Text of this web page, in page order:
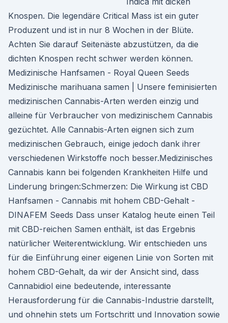
Knospen. Die legendäre Critical Mass ist ein guter
Produzent und ist in nur 8 Wochen in der Blüte.
Achten Sie darauf Seitenäste abzustützen, da die
dichten Knospen recht schwer werden können.
Medizinische Hanfsamen - Royal Queen Seeds
Medizinische marihuana samen | Unsere feminisierten
medizinischen Cannabis-Arten werden einzig und
alleine für Verbraucher von medizinischem Cannabis
gezüchtet. Alle Cannabis-Arten eignen sich zum
medizinischen Gebrauch, einige jedoch dank ihrer
verschiedenen Wirkstoffe noch besser.Medizinisches
Cannabis kann bei folgenden Krankheiten Hilfe und
Linderung bringen:Schmerzen: Die Wirkung ist CBD
Hanfsamen - Cannabis mit hohem CBD-Gehalt -
DINAFEM Seeds Dass unser Katalog heute einen Teil
mit CBD-reichen Samen enthält, ist das Ergebnis
natürlicher Weiterentwicklung. Wir entschieden uns
für die Einführung einer eigenen Linie von Sorten mit
hohem CBD-Gehalt, da wir der Ansicht sind, dass
Cannabidiol eine bedeutende, interessante
Herausforderung für die Cannabis-Industrie darstellt,
und ohnehin stets um Fortschritt und Innovation sowie